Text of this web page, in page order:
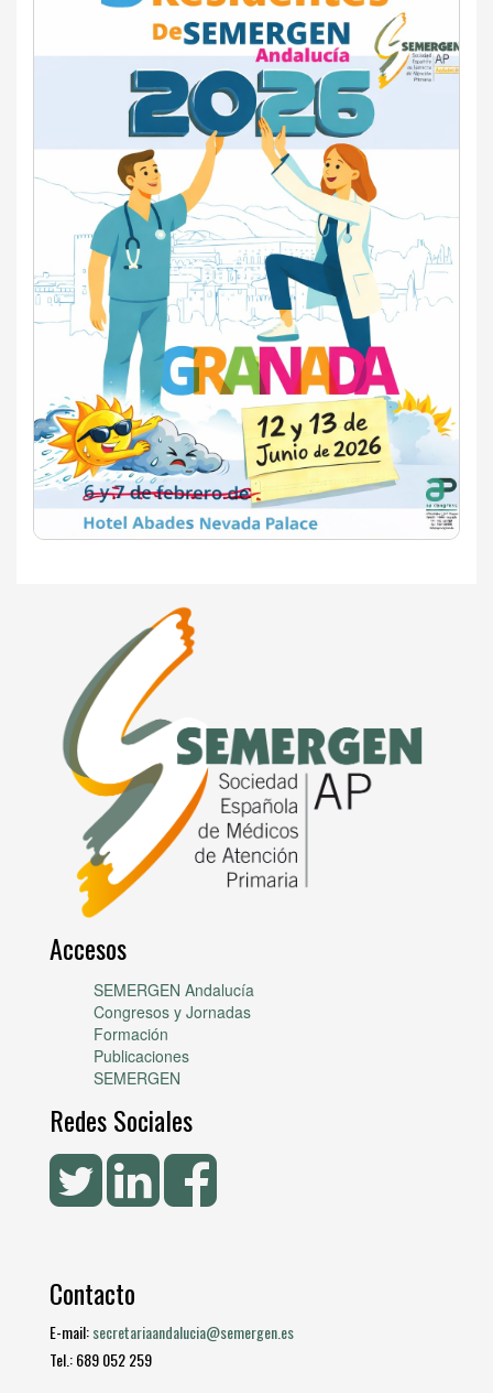
Accesos
SEMERGEN Andalucía
Congresos y Jornadas
Formación
Publicaciones
SEMERGEN
Redes Sociales
Contacto
E-mail:secretariaandalucia@semergen.es
Tel.: 689 052 259